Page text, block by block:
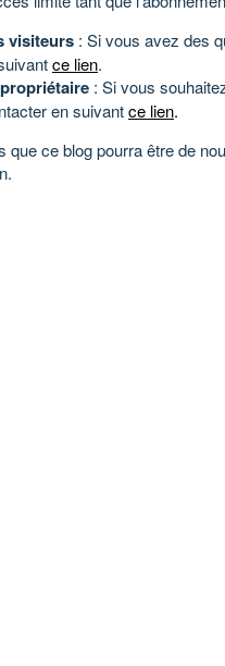
visiteurs : Si vous avez des
ce lien.
: Si vous
en suivantce lien.
que ce blog pourra être de